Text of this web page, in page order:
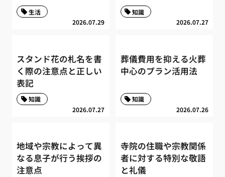
2026.07.29
生活
2026.07.27
知識
スタンド花の札名を書
く際の注意点と正しい
表記
2026.07.27
知識
葬儀費用を抑える火葬
中心のプラン活用法
2026.07.26
知識
地域や宗教によって異
なる息子が行う挨拶の
注意点
寺院の住職や宗教関係
者に対する特別な敬語
と礼儀